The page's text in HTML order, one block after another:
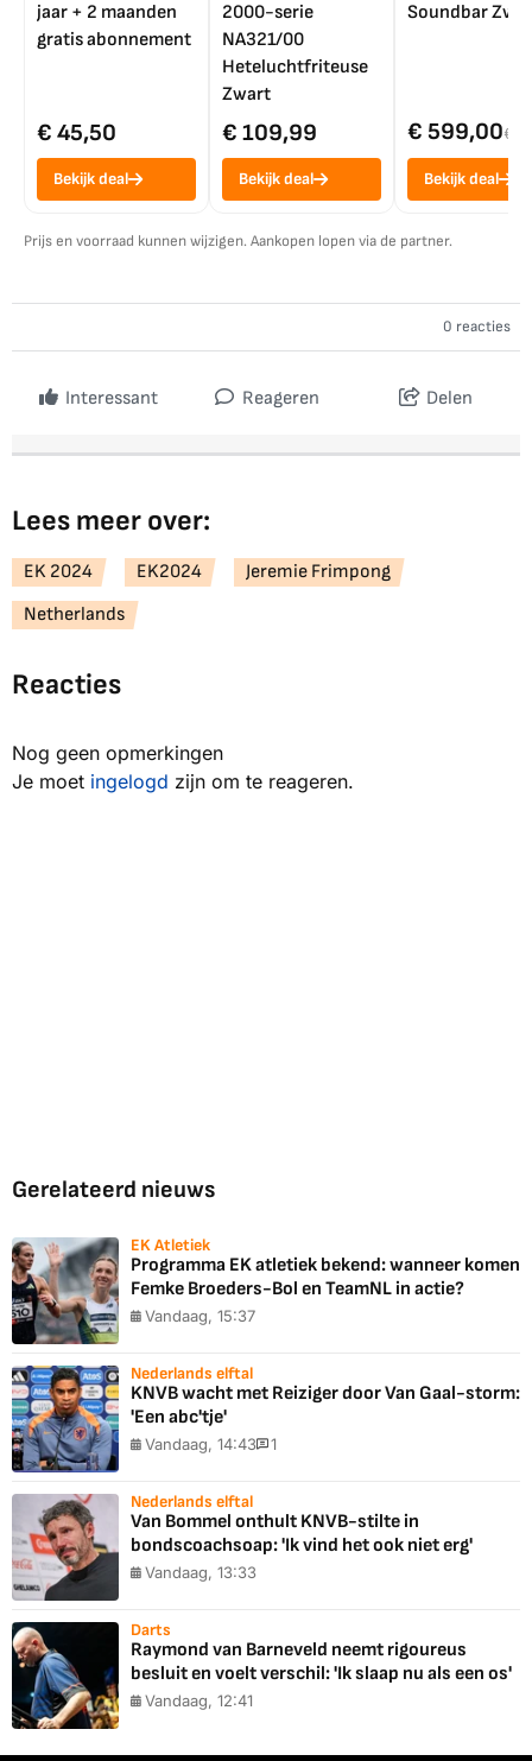
jaar + 2 maanden
gratis abonnement
€ 45,50
Bekijk deal
2000-serie
NA321/00
Heteluchtfriteuse
Zwart
€ 109,99
Bekijk deal
Soundbar
€ 599,00€
Bekijk deal
Prijs en voorraad kunnen wijzigen. Aankopen lopen via de partner.
0 reacties
Interessant Reageren Delen
Lees meer over:
EK 2024 EK2024
Jeremie Frimpong
Netherlands
Reacties
Nog geen opmerkingen
Je moet ingelogd zijn om te reageren.
Gerelateerd nieuws
EK Atletiek
Programma EK atletiek bekend: wanneer komen
Femke Broeders-Bol en TeamNL in actie?
Vandaag, 15:37
Nederlands elftal
KNVB wacht met Reiziger door Van Gaal-storm:
'Een abc'tje'
Vandaag, 14:43 1
Nederlands elftal
Van Bommel onthult KNVB-stilte in
bondscoachsoap: 'Ik vind het ook niet erg'
Vandaag, 13:33
Darts
Raymond van Barneveld neemt rigoureus
besluit en voelt verschil: 'Ik slaap nu als een os'
Vandaag, 12:41